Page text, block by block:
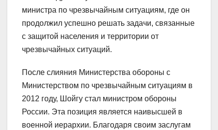
министра по чрезвычайным ситуациям, где он
продолжил успешно решать задачи, связанные
с защитой населения и территории от
чрезвычайных ситуаций.
После слияния Министерства обороны с
Министерством по чрезвычайным ситуациям в
2012 году, Шойгу стал министром обороны
России. Эта позиция является наивысшей в
военной иерархии. Благодаря своим заслугам